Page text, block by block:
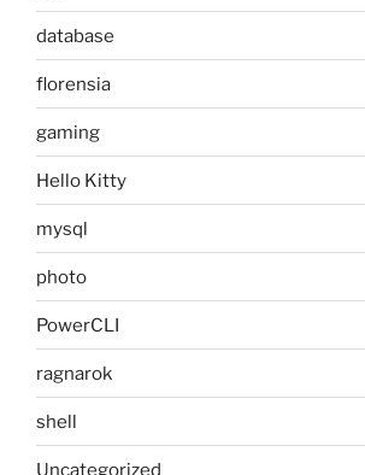
database
florensia
gaming
Hello Kitty
mysql
photo
PowerCLI
ragnarok
shell
Uncategorized